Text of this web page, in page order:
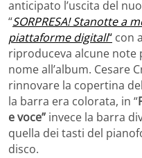
anticipato l’uscita del
“SORPRESA! Stanotte a
piattaforme digitali“ con
riproduceva alcune note
nome all’album. Cesare
rinnovare la copertina
la barra era colorata, in “
e voce” invece la barra
quella dei tasti del
disco.